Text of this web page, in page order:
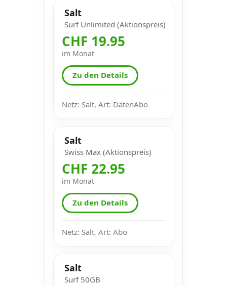
Salt
Surf Unlimited (Aktionspreis)
CHF 19.95
im Monat
Zu den Details
Netz: Salt, Art: DatenAbo
Salt
Swiss Max (Aktionspreis)
CHF 22.95
im Monat
Zu den Details
Netz: Salt, Art: Abo
Salt
Surf 50GB